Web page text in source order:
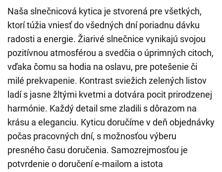
Naša slnečnicová kytica je stvorená pre všetkých,
ktorí túžia vniesť do všedných dní poriadnu dávku
radosti a energie. Žiarivé slnečnice vynikajú svojou
pozitívnou atmosférou a svedčia o úprimných citoch,
vďaka čomu sa hodia na oslavu, pre potešenie či
milé prekvapenie. Kontrast sviežich zelených listov
ladí s jasne žltými kvetmi a dotvára pocit prirodzenej
harmónie. Každý detail sme zladili s dôrazom na
krásu a eleganciu. Kyticu doručíme v deň objednávky
počas pracovných dní, s možnosťou výberu
presného času doručenia. Samozrejmosťou je
potvrdenie o doručení e-mailom a istota